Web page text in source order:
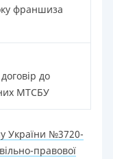
франшиза
до
МТСБУ
України №3720-
правової